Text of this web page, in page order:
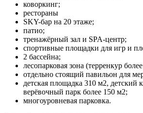
коворкинг;
рестораны
SKY-бар на 20 этаже;
патио;
тренажёрный зал и SPA-центр;
спортивные площадки для игр и
2 бассейна;
лесопарковая зона (терренкур
отдельно стоящий павильон для
детская площадка 310 м2, детский
верёвочный парк более 150 м2;
многоуровневая парковка.